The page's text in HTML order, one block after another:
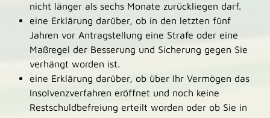
nicht länger als sechs Monate zurückliegen darf.
eine Erklärung darüber, ob in den letzten fünf
Jahren vor Antragstellung eine Strafe oder eine
Maßregel der Besserung und Sicherung gegen Sie
verhängt worden ist.
eine Erklärung darüber, ob über Ihr Vermögen das
Insolvenzverfahren eröffnet und noch keine
Restschuldbefreiung erteilt worden oder ob Sie in